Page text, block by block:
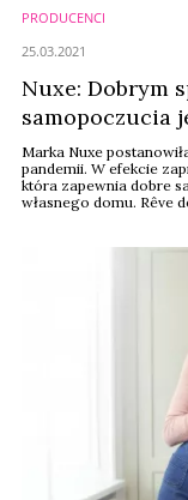
PRODUCENCI
Nuxe: Dobrym
samopoczucia
Marka Nuxe
pandemii. W efekcie
która zapewnia dobre
własnego domu. Rêve
25.03.2021